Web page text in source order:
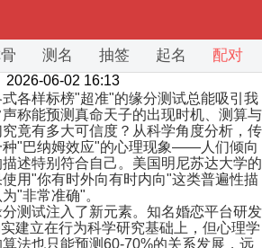
测名 抽签 起名 配对
06-02 16:13
各样标榜"超准"的缘分测试总能吸引我
称能预测真命天子的出现时机、测算与
竟有多大可信度？从科学角度分析，传
种"巴纳姆效应"的心理现象——人们倾向
述特别符合自己。美国明尼苏达大学的
用"你有时外向有时内向"这类普遍性描
"非常准确"。
测试注入了新元素。知名婚恋平台研发
建立在行为科学研究基础上，但心理学
法也只能预测60-70%的关系发展，远